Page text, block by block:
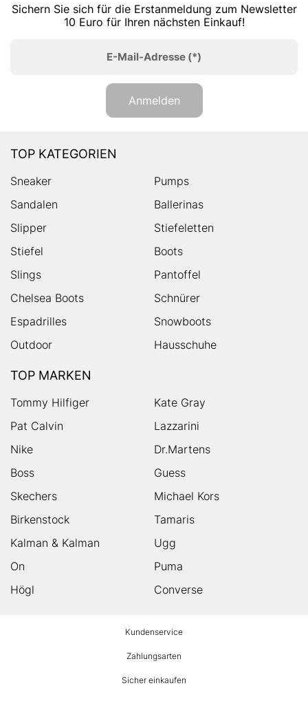
Sichern Sie sich für die Erstanmeldung zum Newsletter
10 Euro für Ihren nächsten Einkauf!
E-Mail-Adresse (*)
Anmelden
TOP KATEGORIEN
Sneaker
Pumps
Sandalen
Ballerinas
Slipper
Stiefeletten
Stiefel
Boots
Slings
Pantoffel
Chelsea Boots
Schnürer
Espadrilles
Snowboots
Outdoor
Hausschuhe
TOP MARKEN
Tommy Hilfiger
Kate Gray
Pat Calvin
Lazzarini
Nike
Dr.Martens
Boss
Guess
Skechers
Michael Kors
Birkenstock
Tamaris
Kalman & Kalman
Ugg
On
Puma
Högl
Converse
Kundenservice
Zahlungsarten
Sicher einkaufen